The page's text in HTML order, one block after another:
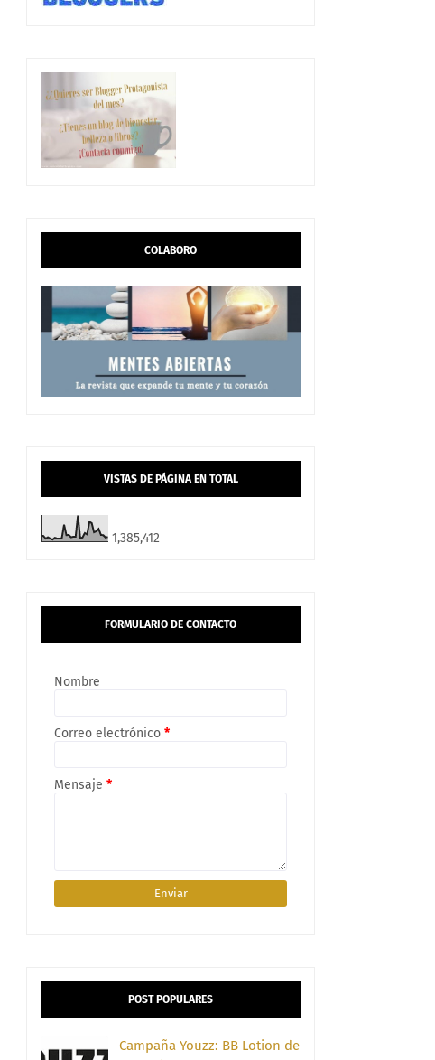
COLABORO
VISTAS DE PÁGINA EN TOTAL
1,385,412
FORMULARIO DE CONTACTO
Nombre
Correo electrónico *
Mensaje *
POST POPULARES
Campaña Youzz: BB Lotion de